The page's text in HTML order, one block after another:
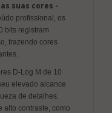
suas cores -
profissional, os
bits registram
trazendo cores
D-Log M de 10
elevado alcance
de detalhes.
alto contraste, como